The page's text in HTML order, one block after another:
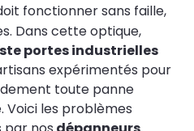
fonctionner sans faille,
Dans cette optique,
portes industrielles
expérimentés pour
toute panne
Voici les problèmes